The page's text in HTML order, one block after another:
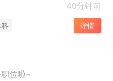
40分钟前
科 详情
位啦~